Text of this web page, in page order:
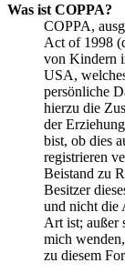
Was ist COPPA?
COPPA,
Act of 1998
von Kindern
USA,
persönliche
hierzu die
der
bist, ob dies
registrieren
Beistand zu
Besitzer
und nicht die
Art ist; außer
mich
zu diesem